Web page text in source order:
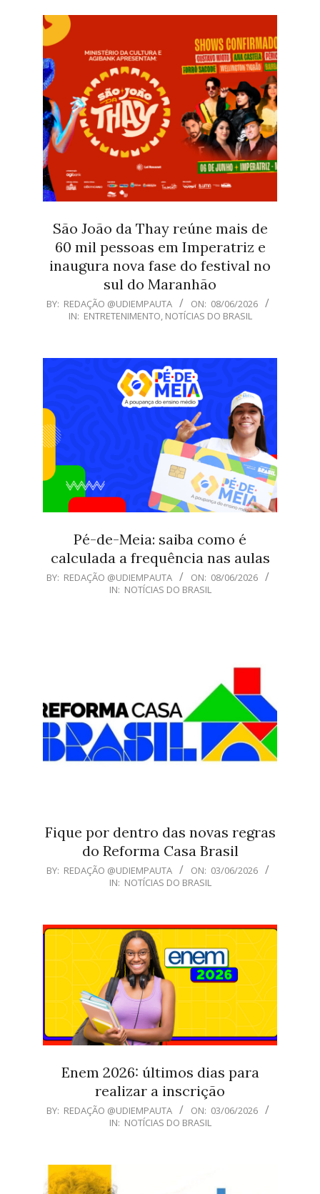
São João da Thay reúne mais de
60 mil pessoas em Imperatriz e
inaugura nova fase do festival no
sul do Maranhão
2026-
BY: REDAÇÃO @UDIEMPAUTA ON: 08/06/2026
IN: ENTRETENIMENTO, NOTÍCIAS DO BRASIL
Pé-de-Meia: saiba como é
calculada a frequência nas aulas
2026-
BY: REDAÇÃO @UDIEMPAUTA ON: 08/06/2026
IN: NOTÍCIAS DO BRASIL
Fique por dentro das novas regras
do Reforma Casa Brasil
2026-
BY: REDAÇÃO @UDIEMPAUTA ON: 03/06/2026
IN: NOTÍCIAS DO BRASIL
Enem 2026: últimos dias para
realizar a inscrição
2026-
BY: REDAÇÃO @UDIEMPAUTA ON: 03/06/2026
IN: NOTÍCIAS DO BRASIL